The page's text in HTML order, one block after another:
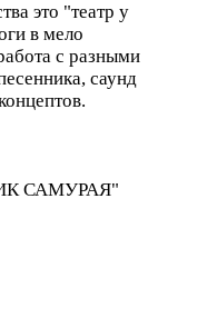
это "театр у
в мело
с разными
саунд
САМУРАЯ"